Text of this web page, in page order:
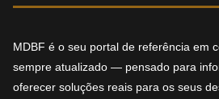
MDBF é o seu portal de referência em
sempre atualizado — pensado para
oferecer soluções reais para os seus